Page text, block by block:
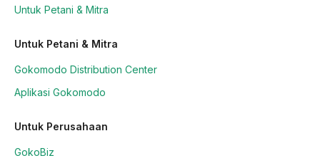
Untuk Petani & Mitra
Untuk Petani & Mitra
Gokomodo Distribution Center
Aplikasi Gokomodo
Untuk Perusahaan
GokoBiz